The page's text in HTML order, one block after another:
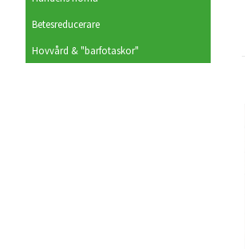
Betesreducerare
Hovvård & "barfotaskor"